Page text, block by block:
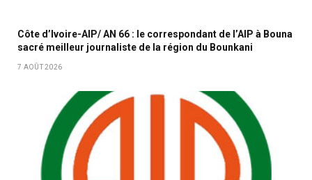
Côte d’Ivoire-AIP/ AN 66 : le correspondant de l’AIP à Bouna
sacré meilleur journaliste de la région du Bounkani
7 AOÛT 2026